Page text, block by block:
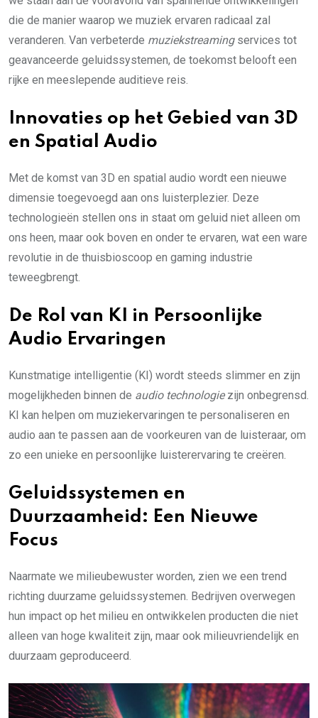
die de manier waarop we muziek ervaren radicaal zal
veranderen. Van verbeterde muziekstreamingservices tot
geavanceerde geluidssystemen, de toekomst belooft een
rijke en meeslepende auditieve reis.
Innovaties op het Gebied van 3D
en Spatial Audio
Met de komst van 3D en spatial audio wordt een nieuwe
dimensie toegevoegd aan ons luisterplezier. Deze
technologieën stellen ons in staat om geluid niet alleen om
ons heen, maar ook boven en onder te ervaren, wat een ware
revolutie in de thuisbioscoop en gaming industrie
teweegbrengt.
De Rol van KI in Persoonlijke
Audio Ervaringen
Kunstmatige intelligentie (KI) wordt steeds slimmer en zijn
mogelijkheden binnen de audio technologiezijn onbegrensd.
KI kan helpen om muziekervaringen te personaliseren en
audio aan te passen aan de voorkeuren van de luisteraar, om
zo een unieke en persoonlijke luisterervaring te creëren.
Geluidssystemen en
Duurzaamheid: Een Nieuwe
Focus
Naarmate we milieubewuster worden, zien we een trend
richting duurzame geluidssystemen. Bedrijven overwegen
hun impact op het milieu en ontwikkelen producten die niet
alleen van hoge kwaliteit zijn, maar ook milieuvriendelijk en
duurzaam geproduceerd.